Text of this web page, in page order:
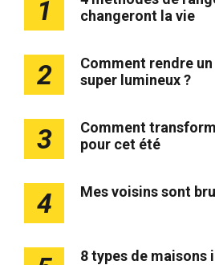
1
changeront la vie
2
Comment rendre
super lumineux ?
3
Comment
pour cet été
4 Mes voisins sont
8 types de maisons